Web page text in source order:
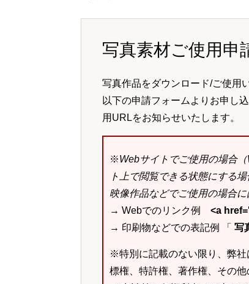
写真素材ご使用申
写真作品をダウンロード/ご使用
以下の申請フォームよりお申し
用URLをお知らせいたします。
※Webサイトでご使用の場合
ト上で閲覧できる状態にする
映像作品などでご使用の場合
→ Webでのリンク例 <a
→ 印刷物などでの表記例 「 写
※特別に記載のない限り、弊
標権、特許権、著作権、その